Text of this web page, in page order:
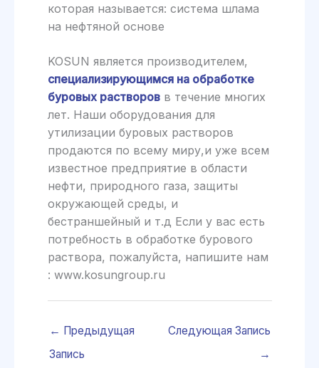
которая называется: система шлама
на нефтяной основе
KOSUN является производителем,
специализирующимся на обработке
буровых растворовв течение многих
лет. Наши оборудования для
утилизации буровых растворов
продаются по всему миру,и уже всем
известное предприятие в области
нефти, природного газа, защиты
окружающей среды, и
бестраншейный и т.д Если у вас есть
потребность в обработке бурового
раствора, пожалуйста, напишите нам
: www.kosungroup.ru
← Предыдущая
Запись
Следующая Запись
→